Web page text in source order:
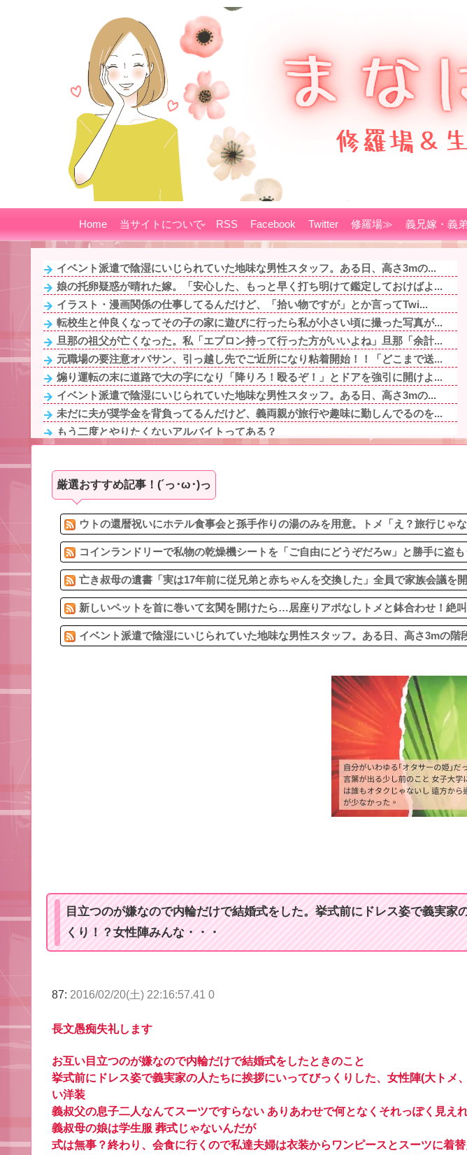
Home 当サイトについて RSS Facebook Twitter 修羅場≫ 義兄嫁・義
イベント派遣で陰湿にいじられていた地味な男性スタッフ。ある日、高さ3mの...
娘の托卵疑惑が晴れた嫁。「安心した、もっと早く打ち明けて鑑定しておけばよ...
イラスト・漫画関係の仕事してるんだけど、「拾い物ですが」とか言ってTwi...
転校生と仲良くなってその子の家に遊びに行ったら私が小さい頃に撮った写真が...
旦那の祖父が亡くなった。私「エプロン持って行った方がいいよね」旦那「余計...
元職場の要注意オバサン、引っ越し先でご近所になり粘着開始！！「どこまで送...
煽り運転の末に道路で大の字になり「降りろ！殴るぞ！」とドアを強引に開けよ...
イベント派遣で陰湿にいじられていた地味な男性スタッフ。ある日、高さ3mの...
未だに夫が奨学金を背負ってるんだけど、義両親が旅行や趣味に勤しんでるのを...
もう二度とやりたくないアルバイトってある？
「お姉ちゃんに嫌われちゃうから秘密」新婦妹の無邪気な一言で新郎のゲス行為...
年末年始に義実家に帰省してきた義兄夫婦は子供を放置して昼前まで寝てた。朝...
6/6私、結婚したい職業NO.1の公務員なんですけど、嫁が子供連れて家出...
給食着はすごいニオイのときある。アイロンあてたときにむせ込むほどにクッッ...
厳選おすすめ記事！(´っ･ω･)っ
ウトの還暦祝いにホテル食事会と孫手作りの湯のみを用意。トメ「え？旅行じゃ
コインランドリーで私物の乾燥機シートを「ご自由にどうぞだろw」と勝手に盗
亡き叔母の遺書「実は17年前に従兄弟と赤ちゃんを交換した」全員で家族会議を
新しいペットを首に巻いて玄関を開けたら…居座りアポなしトメと鉢合わせ！絶
イベント派遣で陰湿にいじられていた地味な男性スタッフ。ある日、高さ3mの階
目立つのが嫌なので内輪だけで結婚式をした。挙式前にドレス姿で義実家
くり！？女性陣みんな・・・
87: 2016/02/20(土) 22:16:57.41 0
長文愚痴失礼します
お互い目立つのが嫌なので内輪だけで結婚式をしたときのこと
挙式前にドレス姿で義実家の人たちに挨拶にいってびっくりした、女性陣(大トメ
い洋装
義叔父の息子二人なんてスーツですらない ありあわせで何となくそれっぽく見え
義叔母の娘は学生服 葬式じゃないんだが
式は無事？終わり、会食に行くので私達夫婦は衣装からワンピースとスーツに着